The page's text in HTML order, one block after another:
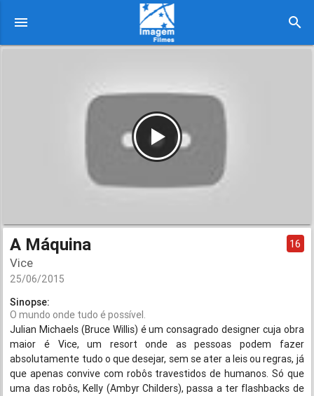
menu search
A Máquina 16
Vice
25/06/2015
Sinopse:
O mundo onde tudo é possível.
Julian Michaels (Bruce Willis) é um consagrado designer cuja obra
maior é Vice, um resort onde as pessoas podem fazer
absolutamente tudo o que desejar, sem se ater a leis ou regras, já
que apenas convive com robôs travestidos de humanos. Só que
uma das robôs, Kelly (Ambyr Childers), passa a ter flashbacks de